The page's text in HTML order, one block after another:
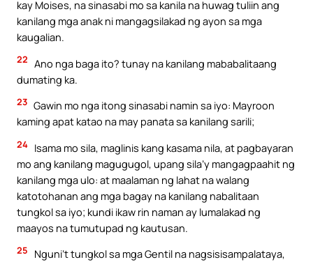
kay Moises, na sinasabi mo sa kanila na huwag tuliin ang
kanilang mga anak ni mangagsilakad ng ayon sa mga
kaugalian.
22 Ano nga baga ito? tunay na kanilang mababalitaang
dumating ka.
23 Gawin mo nga itong sinasabi namin sa iyo: Mayroon
kaming apat katao na may panata sa kanilang sarili;
24 Isama mo sila, maglinis kang kasama nila, at pagbayaran
mo ang kanilang magugugol, upang sila’y mangagpaahit ng
kanilang mga ulo: at maalaman ng lahat na walang
katotohanan ang mga bagay na kanilang nabalitaan
tungkol sa iyo; kundi ikaw rin naman ay lumalakad ng
maayos na tumutupad ng kautusan.
25
Nguni’t tungkol sa mga Gentil na nagsisisampalataya,